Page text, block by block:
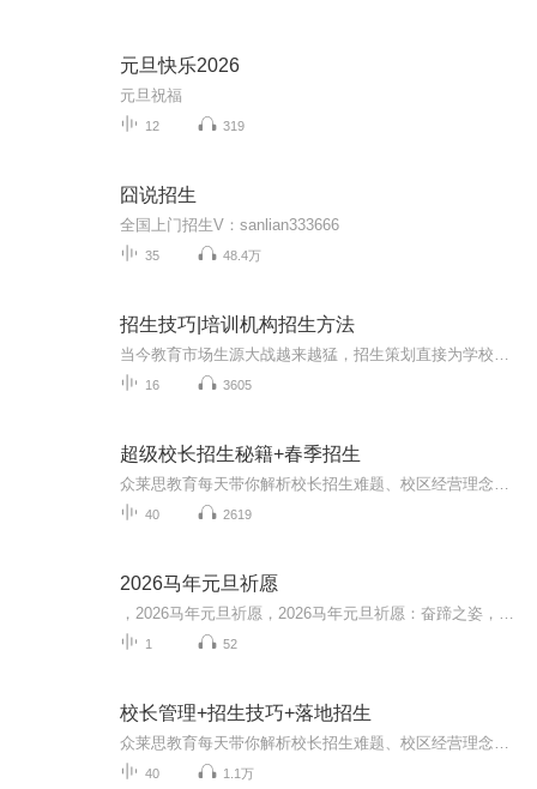
元旦快乐2026
元旦祝福
12 319
囧说招生
全国上门招生V：sanlian333666
35 48.4万
招生技巧|培训机构招生方法
16 3605
超级校长招生秘籍+春季招生
40 2619
2026马年元旦祈愿
1 52
校长管理+招生技巧+落地招生
40 1.1万